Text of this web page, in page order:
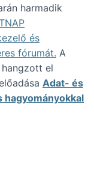
harmadik
és
fórumát. A
el
Adat- és